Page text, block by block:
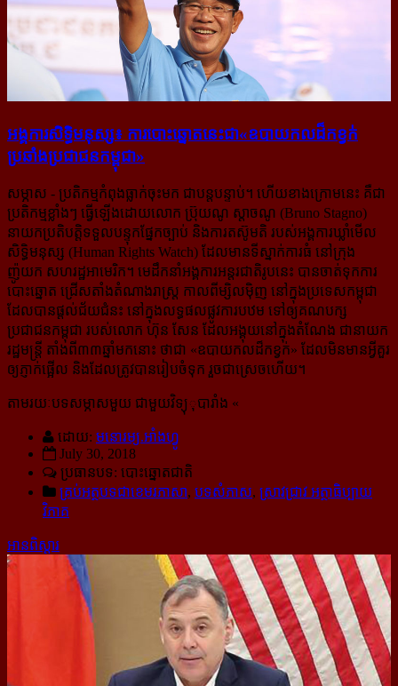
អង្គការ​សិទ្ធិ​មនុស្ស​៖ ការ​បោះឆ្នោតនេះ​ជា​«ឧបាយកល​ដ៏​កខ្វក់​
ប្រឆាំង​ប្រជាជន​កម្ពុជា»
សម្ភាស - ប្រតិកម្មកំពុងធ្លាក់ចុះមក ជាបន្តបន្ទាប់។ ហើយខាងក្រោមនេះ គឺជា
ប្រតិកម្មខ្លាំងៗ ធ្វើឡើងដោយលោក ប្រ៊ុយណូ ស្តាចណូ (Bruno Stagno)
នាយកប្រតិបត្តិ​ទទួលបន្ទុកផ្នែកច្បាប់ និងការ​តស៊ូមតិ របស់អង្គការឃ្លាំមើល
សិទ្ធិមនុស្ស (Human Rights Watch) ដែលមានទីស្នាក់ការធំ នៅក្រុង
ញ៉ូយក សហរដ្ឋអាមេរិក។ មេដឹកនាំអង្គការអន្តរជាតិរូបនេះ បានចាត់ទុកការ
បោះឆ្នោត ជ្រើសតាំងតំណាងរាស្ត្រ កាលពីម្សិលម៉ិញ នៅក្នុងប្រទេសកម្ពុជា
ដែលបានផ្ដល់ជ័យជំនះ នៅក្នុងលទ្ធផលផ្លូវការបឋម ទៅឲ្យគណបក្ស
ប្រជាជនកម្ពុជា របស់លោក ហ៊ុន សែន ដែលអង្គុយនៅក្នុងតំណែង ជានាយក
រដ្ឋមន្ត្រី តាំងពី៣៣ឆ្នាំមកនោះ ថាជា «ឧបាយកលដ៏កខ្វក់» ដែលមិនមានអ្វីគួរ
ឲ្យភ្ញាក់ផ្អើល និងដែលត្រូវបានរៀបចំទុក រួចជាស្រេចហើយ។
តាមរយៈបទសម្ភាសមួយ ជាមួយវិទ្យុុបារាំង «
ដោយ: មនោរម្យ.អាំងហ្វូ
July 30, 2018
ប្រធានបទ: បោះឆ្នោត​ជាតិ
គ្រប់អត្ថបទជាខេមរភាសា, បទសំភាស, ស្រាវជ្រាវ អត្ថាធិប្បាយ
វិភាគ
អានពិស្ដារ